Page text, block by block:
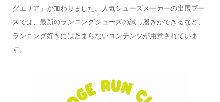
グエリア」が加わりました。人気シューズメーカーの出展ブー
スでは、最新のランニングシューズの試し履きができるなど、
ランニング好きにはたまらないコンテンツが用意されていま
す。